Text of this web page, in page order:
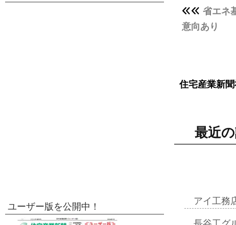
省エネ
意向あり
住宅産業新聞
最近
アイ工務
ユーザー版を公開中！